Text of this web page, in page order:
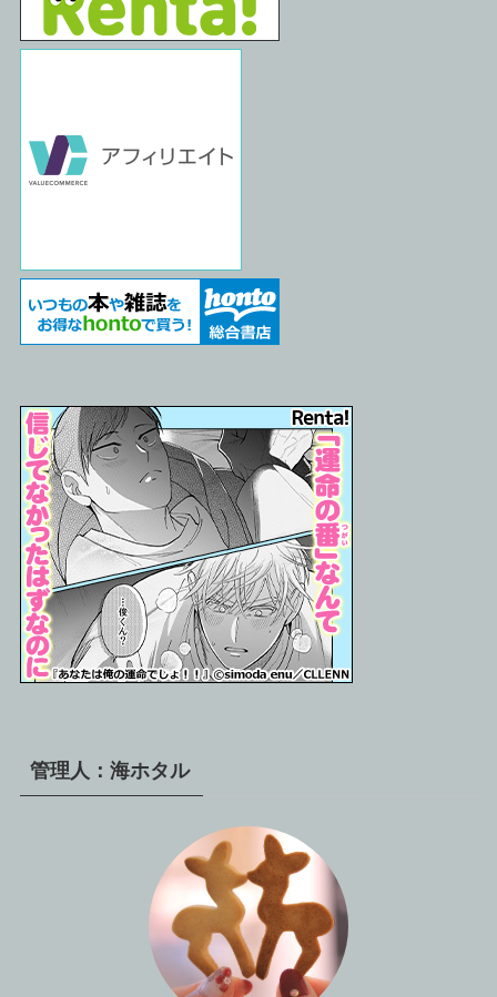
管理人：海ホタル